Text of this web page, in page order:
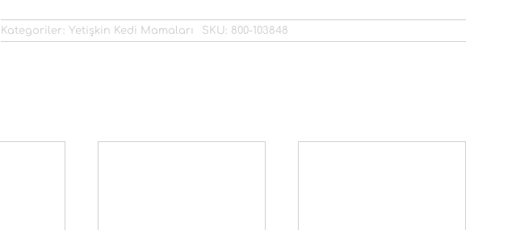
Kategoriler: Yetişkin Kedi Mamaları SKU: 800-103848